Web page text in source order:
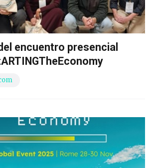
encuentro presencial